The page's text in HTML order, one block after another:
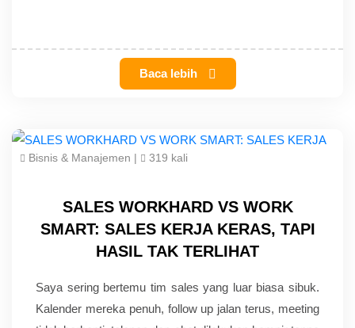
Baca lebih
Bisnis & Manajemen | 319 kali
SALES WORKHARD VS WORK
SMART: SALES KERJA KERAS, TAPI
HASIL TAK TERLIHAT
Saya sering bertemu tim sales yang luar biasa sibuk.
Kalender mereka penuh, follow up jalan terus, meeting